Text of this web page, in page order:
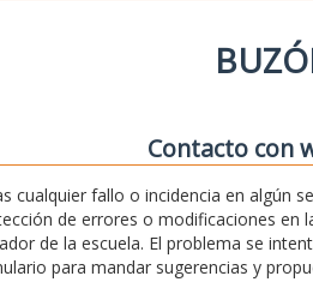
Contacto con
cualquier fallo o incidencia en algún
de errores o modificaciones en
de la escuela. El problema se
para mandar sugerencias y